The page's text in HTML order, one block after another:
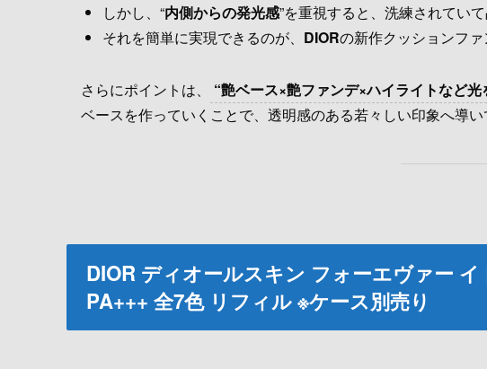
しかし、“内側からの発光感”を重視すると、洗練されてい
それを簡単に実現できるのが、 DIORの新作クッションフ
さらにポイントは、 “艶ベース×艶ファンデ×ハイライトなど
ベースを作っていくことで、透明感のある若々しい印象へ導い
DIOR ディオールスキン フォーエヴァー
PA+++ 全7色 リフィル ※ケース別売り